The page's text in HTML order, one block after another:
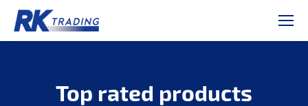
Top rated products